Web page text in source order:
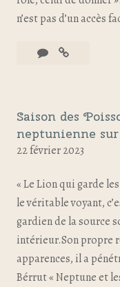
n’est pas d’un accès
Saison des
neptunienne
22 février 2023
« Le Lion qui garde
le véritable voyant,
gardien de la source
intérieur.Son propre
apparences, il a
Bérrut « Neptune et